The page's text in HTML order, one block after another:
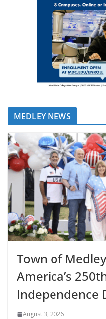
MEDLEY NEWS
Town of
America’s
Independence
August 3, 2026